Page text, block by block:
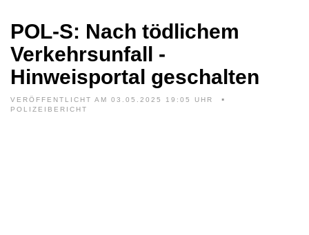
POL-S: Nach tödlichem
Verkehrsunfall -
Hinweisportal geschalten
VERÖFFENTLICHT AM 03.05.2025 19:05 UHR
POLIZEIBERICHT